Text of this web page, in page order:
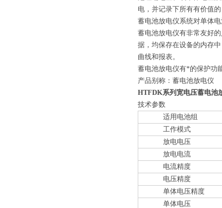
电，并记录下所有有价值
蓄电池放电仪系统对单体
蓄电池放电仪有非常友好
据，均保存在设备的内存
曲线和报表。
蓄电池放电仪有*的保护功
产品别称：蓄电池放电仪
HTFDK系列宽电压蓄电池
技术参数
适用电池组
工作模式
放电电压
放电电流
电流精度
电压精度
单体电压精度
单体电压